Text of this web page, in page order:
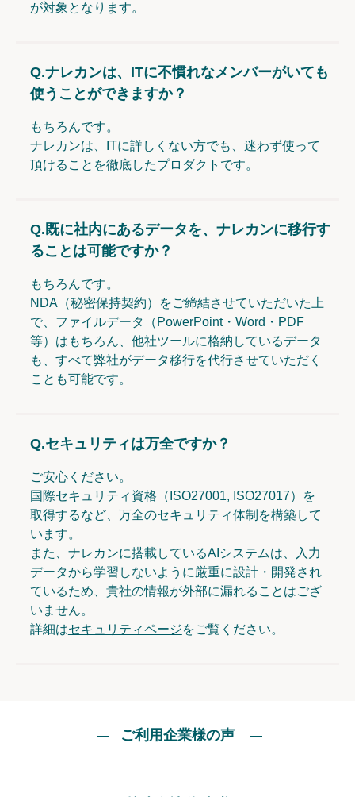
が対象となります。
Q.ナレカンは、ITに不慣れなメンバーがいても
使うことができますか？
もちろんです。
ナレカンは、ITに詳しくない方でも、迷わず使って
頂けることを徹底したプロダクトです。
Q.既に社内にあるデータを、ナレカンに移行す
ることは可能ですか？
もちろんです。
NDA（秘密保持契約）をご締結させていただいた上
で、ファイルデータ（PowerPoint・Word・PDF
等）はもちろん、他社ツールに格納しているデータ
も、すべて弊社がデータ移行を代行させていただく
ことも可能です。
Q.セキュリティは万全ですか？
ご安心ください。
国際セキュリティ資格（ISO27001, ISO27017）を
取得するなど、万全のセキュリティ体制を構築して
います。
また、ナレカンに搭載しているAIシステムは、入力
データから学習しないように厳重に設計・開発され
ているため、貴社の情報が外部に漏れることはござ
いません。
詳細はセキュリティページをご覧ください。
ご利用企業様の声